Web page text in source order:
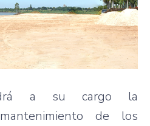
a su cargo la
de los